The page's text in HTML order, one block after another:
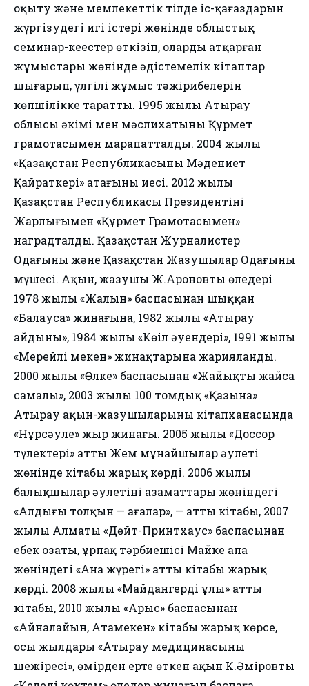
оқыту және мемлекеттік тілде іс-қағаздарын
жүргізудегі игі істері жөнінде облыстық
семинар-кеңестер өткізіп, олардың атқарған
жұмыстары жөнінде әдістемелік кітаптар
шығарып, үлгілі жұмыс тәжірибелерін
көпшілікке таратты. 1995 жылы Атырау
облысы әкімі мен мәслихатының Құрмет
грамотасымен марапатталды. 2004 жылы
«Қазақстан Республикасының Мәдениет
Қайраткері» атағының иесі. 2012 жылы
Қазақстан Республикасы Президентінің
Жарлығымен «Құрмет Грамотасымен»
наградталды. Қазақстан Журналистер
Одағының және Қазақстан Жазушылар Одағының
мүшесі. Ақын, жазушы Ж.Ароновтың өлеңдері
1978 жылы «Жалын» баспасынан шыққан
«Балауса» жинағына, 1982 жылы «Атырау
айдыны», 1984 жылы «Көңіл әуендері», 1991 жылы
«Мерейлі мекен» жинақтарына жарияланды.
2000 жылы «Өлке» баспасынан «Жайықтың жайсаң
самалы», 2003 жылы 100 томдық «Қазына»
Атырау ақын-жазушыларының кітапханасында
«Нұрсәуле» жыр жинағы. 2005 жылы «Доссор
түлектері» атты Жем мұнайшылар әулеті
жөнінде кітабы жарық көрді. 2006 жылы
балықшылар әулетінің азаматтары жөніндегі
«Алдыңғы толқын — ағалар», — атты кітабы, 2007
жылы Алматы «Дөйт-Принтхаус» баспасынан
еңбек озаты, ұрпақ тәрбиешісі Майке апа
жөніндегі «Ана жүрегі» атты кітабы жарық
көрді. 2008 жылы «Майдангердің ұлы» атты
кітабы, 2010 жылы «Арыс» баспасынан
«Айналайын, Атамекен» кітабы жарық көрсе,
осы жылдары «Атырау медицинасының
шежіресі», өмірден ерте өткен ақын К.Әміровтың